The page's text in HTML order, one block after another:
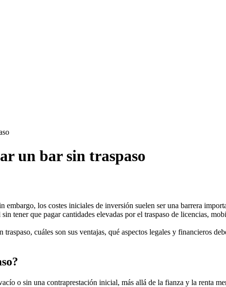
un bar sin traspaso
los costes iniciales de inversión suelen ser una barrera
tener que pagar cantidades elevadas por el traspaso de licencias,
cuáles son sus ventajas, qué aspectos legales y financieros
o sin una contraprestación inicial, más allá de la fianza y la renta